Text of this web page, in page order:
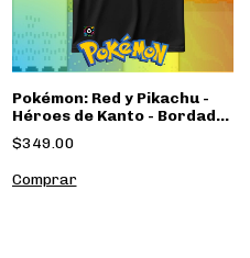
Pokémon: Red y Pikachu -
Héroes de Kanto - Bordado
Pixel Art - OEFASHION
$349.00
Comprar